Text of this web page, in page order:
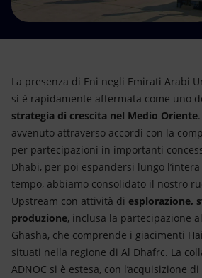
La presenza di Eni negli Emirati Arabi
si è rapidamente affermata come uno
strategia di crescita nel Medio Oriente
avvenuto attraverso accordi con la
per partecipazioni in importanti
Dhabi, per poi espandersi lungo
tempo, abbiamo consolidato il nostro
Upstream con attività di esplorazione,
produzione, inclusa la partecipazione
Ghasha, che comprende i giacimenti
situati nella regione di Al Dhafrc. La
ADNOC si è estesa, con l’acquisizione